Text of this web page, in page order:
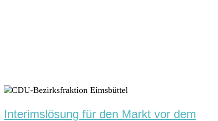
Interimslösung für den Markt vor dem